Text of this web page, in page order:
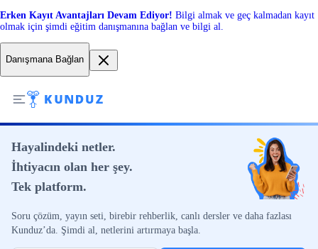
Erken Kayıt Avantajları Devam Ediyor! Bilgi almak ve geç kalmadan kayıt
olmak için şimdi eğitim danışmanına bağlan ve bilgi al.
Danışmana Bağlan
Hayalindeki netler.
İhtiyacın olan her şey.
Tek platform.
Soru çözüm, yayın seti, birebir rehberlik, canlı dersler ve daha fazlası
Kunduz’da. Şimdi al, netlerini artırmaya başla.